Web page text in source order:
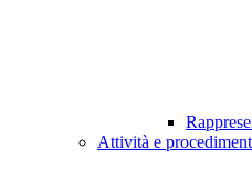
Attività e